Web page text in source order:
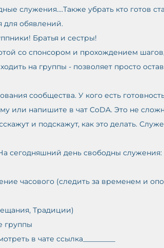
служения....Также убрать кто готов
для обявлений.
Братья и сестры!
со спонсором и прохождением
на группы - позволяет просто
или напишите в чат CoDA. Это не
и подскажут, как это делать.
сегодняшний день свободны служения:
часового (следить за временем и
Традиции)
группы
в чате ссылка_________